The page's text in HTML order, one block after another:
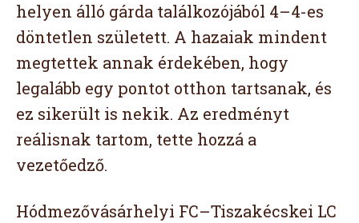
helyen álló gárda találkozójából 4–4-es
döntetlen született. A hazaiak mindent
megtettek annak érdekében, hogy
legalább egy pontot otthon tartsanak, és
ez sikerült is nekik. Az eredményt
reálisnak tartom, tette hozzá a
vezetőedző.
Hódmezővásárhelyi FC–Tiszakécskei LC